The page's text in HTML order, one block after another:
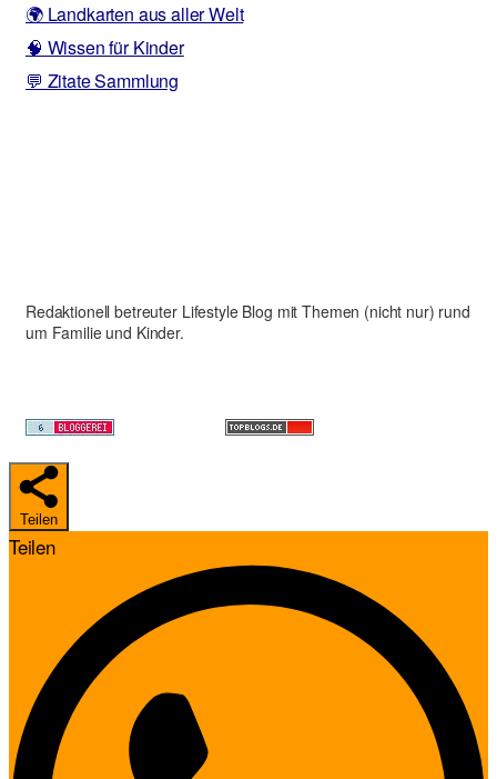
🌍 Landkarten aus aller Welt
🧠 Wissen für Kinder
💬 Zitate Sammlung
Redaktionell betreuter Lifestyle Blog mit Themen (nicht nur) rund
um Familie und Kinder.
Teilen
Teilen